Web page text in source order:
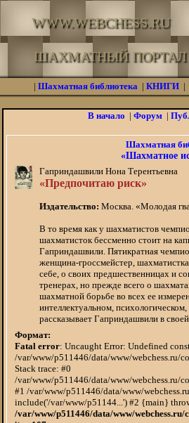
WWW.WEBCHESS.RU
ШАХМАТНЫЙ ПОРТАЛ
| Шахматная библиотека | КНИГИ |
В начало | Форум|
Шахматная
«Шахматное
Гаприндашвили Нона Терентьевна
«Предпочитаю риск»
Издательство: Москва. «Молодая
В то время как у шахматистов
шахматисток бессменно стоит на
Гаприндашвили. Пятикратная
женщина-гроссмейстер,
себе, о своих предшественницах и
тренерах, но прежде всего о
шахматной борьбе во всех ее
интеллектуальном,
рассказывает Гаприндашвили в
Формат:
Fatal error: Uncaught Error: Undefined
/var/www/p511446/data/www/webchess.ru/
Stack trace: #0
/var/www/p511446/data/www/webchess.ru/
#1 /var/www/p511446/data/www/
include('/var/www/p51144...') #2 {main}
/var/www/p511446/data/www/